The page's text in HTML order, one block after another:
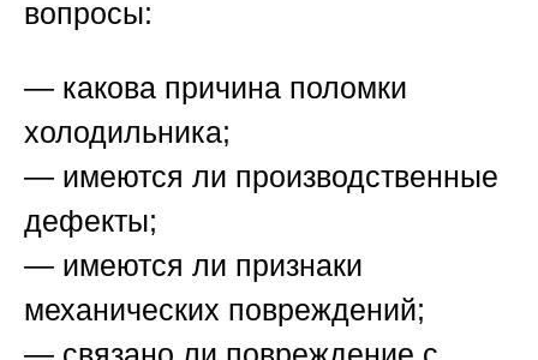
вопросы:
— какова причина поломки
холодильника;
— имеются ли производственные
дефекты;
— имеются ли признаки
механических повреждений;